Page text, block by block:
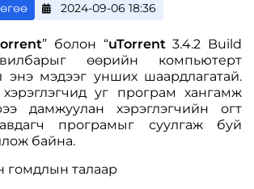
2024-09-06 18:36
” болон “uTorrent3.4.2 Build
өөрийн компьютерт
энэ мэдээг унших шаардлагатай.
уг програм хангамж
дамжуулан хэрэглэгчийн огт
програмыг суулгаж буй
байна.
гомдлын талаар